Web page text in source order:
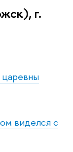
г.
виделся с